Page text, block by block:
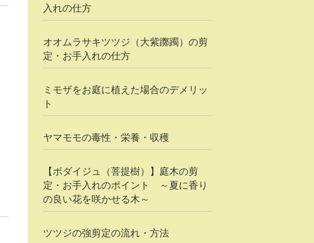
入れの仕方
オオムラサキツツジ（大紫躑躅）の剪
定・お手入れの仕方
ミモザをお庭に植えた場合のデメリッ
ト
ヤマモモの毒性・栄養・収穫
【ボダイジュ（菩提樹）】庭木の剪
定・お手入れのポイント ～夏に香り
の良い花を咲かせる木～
ツツジの強剪定の流れ・方法